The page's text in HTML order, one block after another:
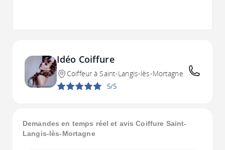
Idéo Coiffure
Coiffeur à Saint-Langis-lès-Mortagne
5/5
Demandes en temps réel et avis Coiffure Saint-
Langis-lès-Mortagne